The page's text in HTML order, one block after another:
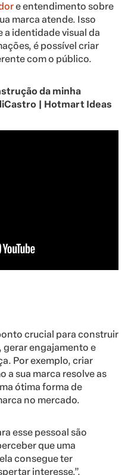
e entendimento sobre
marca atende. Isso
identidade visual da
é possível criar
com o público.
da minha
| Hotmart Ideas
crucial para construir
gerar engajamento e
Por exemplo, criar
a sua marca resolve as
ótima forma de
no mercado.
esse pessoal são
que uma
consegue ter
interesse.”,